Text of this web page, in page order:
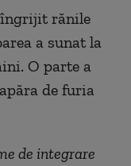
îngrijit rănile
a sunat la
O parte a
de furia
de integrare